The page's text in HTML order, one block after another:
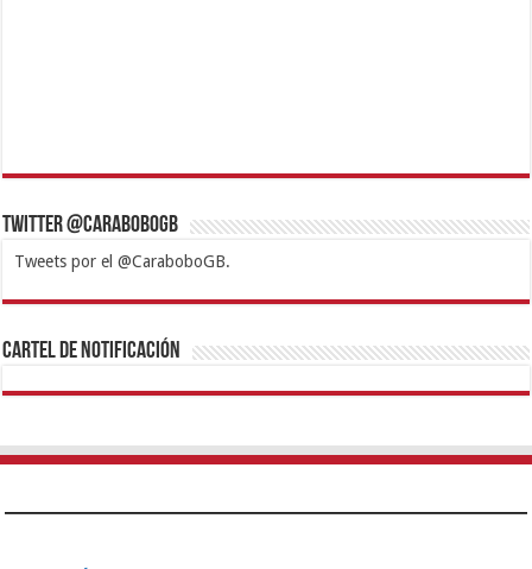
Twitter @CaraboboGB
Tweets por el @CaraboboGB.
1xbetBetturkeyBetistKralbetSupertotobetTipobetMatadorbetMariobet
https://mvbcasino.com/
Cartel de Notificación